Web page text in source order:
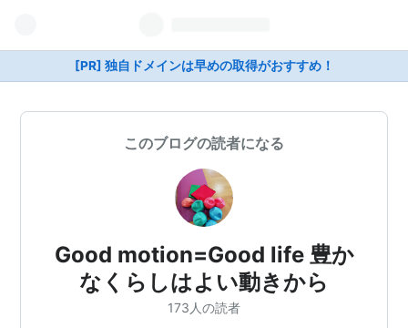
[PR] 独自ドメインは早めの取得がおすすめ！
このブログの読者になる
Good motion=Good life 豊か
なくらしはよい動きから
173人の読者